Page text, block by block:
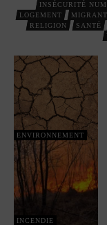
INSÉCURITÉ
LOGEMENT
MIGRANT
RELIGION
SANTÉ
ENVIRONNEMENT
INCENDIE